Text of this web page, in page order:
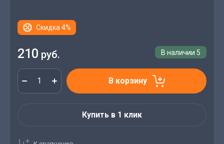
Скидка 4%
В наличии 5
210 руб.
В корзину
Купить в 1 клик